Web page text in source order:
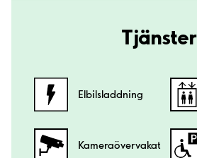
Tjänster
Elbilsladdning
Kamera­övervakat